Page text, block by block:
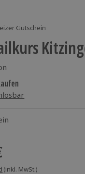
Gutschein
(inkl. MwSt.)